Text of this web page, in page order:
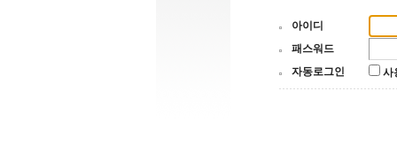
아이디
패스워드
자동로그인
사